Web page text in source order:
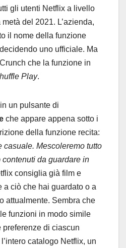
gli utenti Netflix a livello
del 2021. L’azienda,
il nome della funzione
uno ufficiale. Ma
che la funzione in
Play.
un pulsante di
che appare appena sotto i
della funzione recita:
casuale. Mescoleremo tutto
da guardare in
consiglia già film e
a ciò che hai guardato o a
attualmente. Sembra che
funzioni in modo simile
di ciascun
catalogo Netflix, un